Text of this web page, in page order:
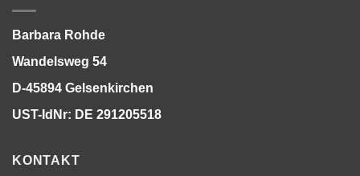
Barbara Rohde
Wandelsweg 54
D-45894 Gelsenkirchen
UST-IdNr: DE 291205518
KONTAKT